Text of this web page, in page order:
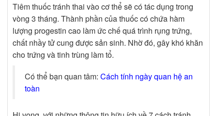
Tiêm thuốc tránh thai vào cơ thể sẽ có tác dụng trong
vòng 3 tháng. Thành phần của thuốc có chứa hàm
lượng progestin cao làm ức chế quá trình rụng trứng,
chất nhầy tử cung được sản sinh. Nhờ đó, gây khó khăn
cho trứng và tinh trùng làm tổ.
Có thể bạn quan tâm: Cách tính ngày quan hệ an
toàn